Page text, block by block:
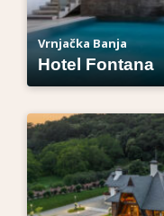
Vrnjačka Banja
Hotel Fontana